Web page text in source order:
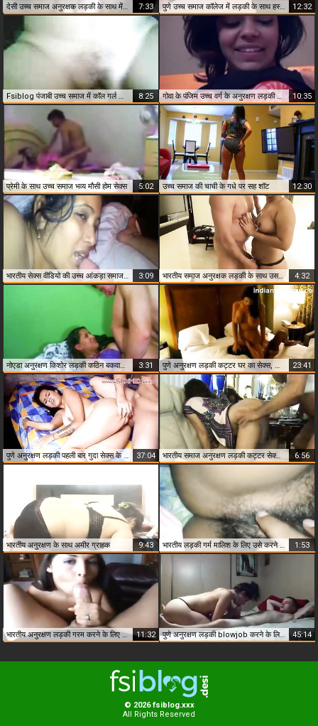
देसी उच्च समाज अनुरक्षक लड़की के साथ में रात की पाली 7:33 पुणे उच्च समाज कॉलेज में लड़की के साथ हस्तमैथुन 12:32
Fsiblog पंजाबी उच्च समाज में कॉल गर्ल सिमरन 8:25 गोवा के पंजिम उच्च वर्ग के अनुरक्षण लड़की के साथ उसके ग्राहक लीक एमएमएस स्कैंडल्स 10:35
प्रेमी के साथ उच्च समाज भव्य मौसी होम सेक्स 5:02 उच्च समाज की चाची के गधे पर सह शॉट 12:30
भारतीय सेक्स वीडियो की उच्च आंकड़ा समाज नौकरानी के मालिक द्वारा 3:09 भारतीय समाज अनुरक्षक लड़की के साथ उसके ग्राहक होटल के कमरे में 4:32
नोएडा अनुरक्षण किशोर लड़की कठिन बकवास अमीर ग्राहक उसके फ्लैट में 3:31 पुणे अनुरक्षण लड़की कट्टर घर का सेक्स, अमीर ग्राहक 23:41
37:04 भारतीय समाज अनुरक्षण लड़की कट्टर सेक्स के साथ 6:56
भारतीय अनुरक्षण के साथ अमीर ग्राहक 9:43 भारतीय लड़की गर्म मालिश के लिए उसे करने के लिए वरिष्ठ 1:53
भारतीय अनुरक्षण लड़की गरम करने के लिए उसके ग्राहक 11:32 पुणे अनुरक्षण लड़की blowjob करने के लिए उसके ग्राहक 45:14
© 2026 fsiblog.xxx
All Rights Reserved